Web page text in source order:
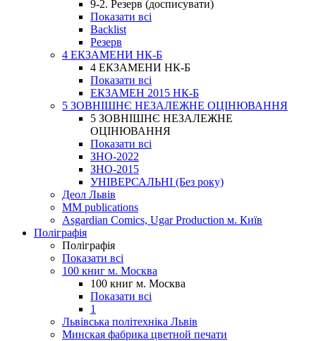
9-2. Резерв (досписувати)
Показати всі
Backlist
Резерв
4 ЕКЗАМЕНИ НК-Б
4 ЕКЗАМЕНИ НК-Б
Показати всі
ЕКЗАМЕН 2015 НК-Б
5 ЗОВНІШНЄ НЕЗАЛЕЖНЕ ОЦІНЮВАННЯ
5 ЗОВНІШНЄ НЕЗАЛЕЖНЕ
ОЦІНЮВАННЯ
Показати всі
ЗНО-2022
ЗНО-2015
УНІВЕРСАЛЬНІ (Без року)
Деол Львів
MM publications
Asgardian Comics, Ugar Production м. Київ
Поліграфія
Поліграфія
Показати всі
100 книг м. Москва
100 книг м. Москва
Показати всі
1
Львівська політехніка Львів
Минская фабрика цветной печати